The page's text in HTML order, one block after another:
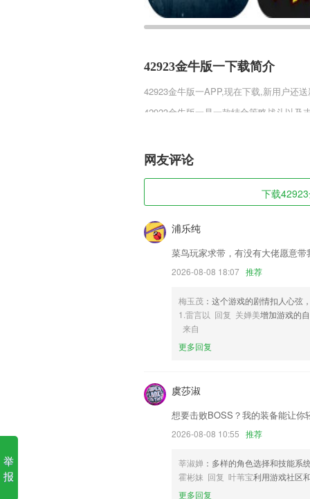
42923金牛版一下载简介
42923金牛版一APP,现在下载,新用户还
42923金牛版一是一款结合策略战斗以
42923金牛版一软件特色
2,直播分析：快速发现热门抖音直播间
流量和电商变现
3,专业的图片阅读功能，支持手机里所
大、缩小、图片旋转等多项功能，甚至
4,【清晰度高】
5,专注学习还允许您进行锁机自律,做任
6,分类涵盖题材，精选和作者3种方式
搜索引导，不再让好漫画轻易从指尖错过!
42923金牛版一软件优势
训练和素养提升，构建21世纪核心竞争力
2.预览观看视频资源,支持在资源中心选
3.·在观看课程时可以自由调整音量大小
5.·能实时记录用户的学习情况，并可以
6.为实现教育信息化、智能化管理而打造
网友评论
下载
浦乐纯
菜鸟玩家求带，有没有大佬愿意带
2026-08-08 18:07 推荐
梅玉茂 ：这个游戏的剧情扣人心弦
1.雷言以 回复 关婵美增加游戏的
来自
更多回复
虞莎淑
想要击败BOSS？我的装备能让你
2026-08-08 10:55 推荐
莘淑婵 ：多样的角色选择和技能系
霍彬妹 回复 叶苇宝利用游戏社区
更多回复
举
报